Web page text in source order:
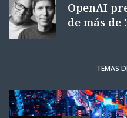
OpenAI
de más de
TEMAS